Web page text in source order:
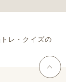
レ・クイズの